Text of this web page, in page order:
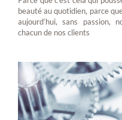
beauté au quotidien, parce
aujourd’hui, sans passion,
chacun de nos clients